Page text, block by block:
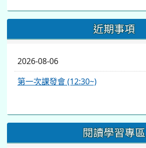
近期事項
2026-08-06
第一次課發會 (12:30~)
閱讀學習專區